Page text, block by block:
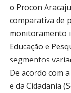
o Procon
comparativa de
monitoramento
Educação e
segmentos
De acordo com
e da Cidadania